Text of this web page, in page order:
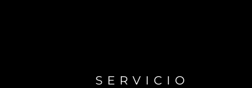
SERVICIO